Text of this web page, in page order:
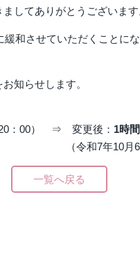
してありがとうございます
和させていただくことに
知らせします。
20：00） ⇒ 変更後： 1時
月6日～
一覧へ戻る